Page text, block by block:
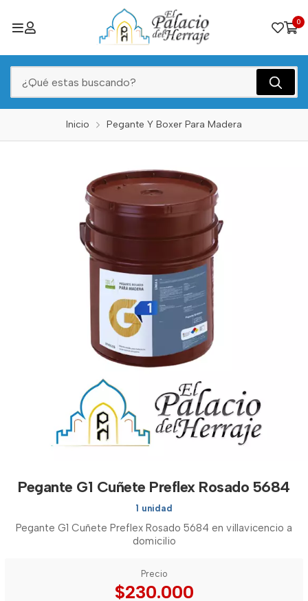
0
Inicio Pegante Y Boxer Para Madera
Pegante G1 Cuñete Preflex Rosado 5684
1 unidad
Pegante G1 Cuñete Preflex Rosado 5684 en villavicencio a
domicilio
Precio
$230.000